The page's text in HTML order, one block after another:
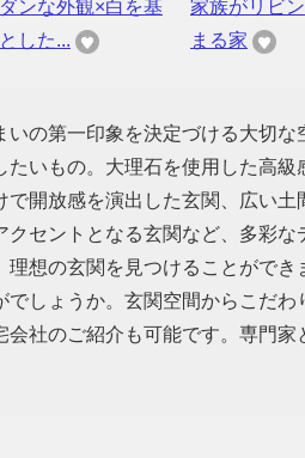
ンな外観×白を基
した...
家族がリビ
まる家
いの第一印象を決定づける大切
たいもの。大理石を使用した高
で開放感を演出した玄関、広い
クセントとなる玄関など、多彩
理想の玄関を見つけることがで
でしょうか。玄関空間からこだ
会社のご紹介も可能です。専門